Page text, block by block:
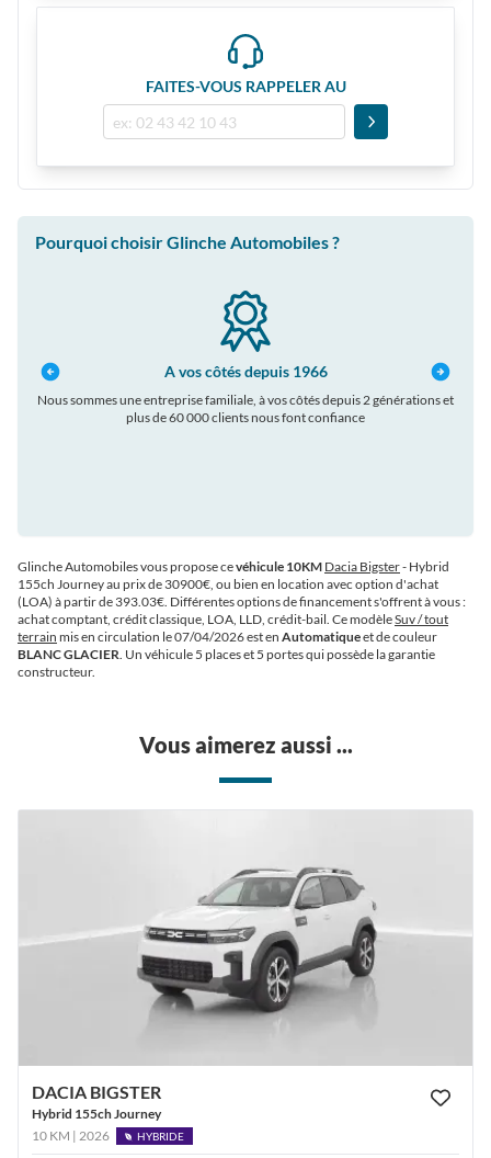
FAITES-VOUS RAPPELER AU
Pourquoi choisir Glinche Automobiles ?
A vos côtés depuis 1966
Nous sommes une entreprise familiale, à vos côtés depuis 2 générations et
plus de 60 000 clients nous font confiance
Glinche Automobiles vous propose cevéhicule 10KM Dacia Bigster- Hybrid
155ch Journey au prix de 30900€, ou bien en location avec option d'achat
(LOA) à partir de 393.03€. Différentes options de financement s'offrent à vous :
achat comptant, crédit classique, LOA, LLD, crédit-bail. Ce modèleSuv / tout
terrain mis en circulation le 07/04/2026 est en Automatiqueet de couleur
BLANC GLACIER. Un véhicule 5 places et 5 portes qui possède la garantie
constructeur.
Vous aimerez aussi ...
DACIA BIGSTER
Hybrid 155ch Journey
10 KM | 2026
HYBRIDE